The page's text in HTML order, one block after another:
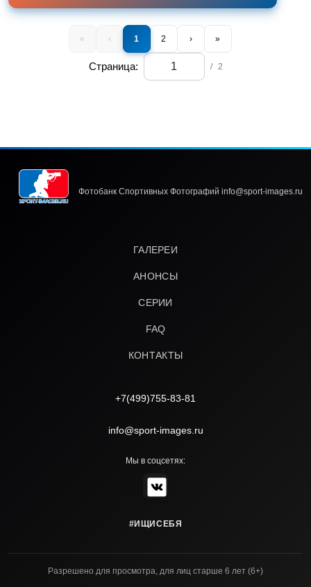
« ‹ 1 2 › »
Страница: / 2
Фотобанк Спортивных Фотографий info@sport-images.ru
ГАЛЕРЕИ
АНОНСЫ
СЕРИИ
FAQ
КОНТАКТЫ
+7(499)755-83-81
info@sport-images.ru
Мы в соцсетях:
#ИЩИСЕБЯ
Разрешено для просмотра, для лиц старше 6 лет (6+)